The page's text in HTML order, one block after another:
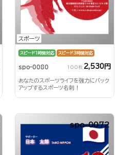
スポーツ
スピード1時間対応 スピード3時間対応
spo-0080 100枚 2,530円
あなたのスポーツライフを強力にバック
アップするスポーツ名刺！
spo-0072